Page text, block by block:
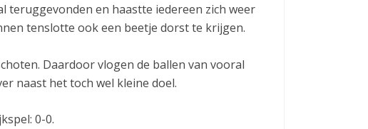
teruggevonden en haastte iedereen zich weer
tenslotte ook een beetje dorst te krijgen.
Daardoor vlogen de ballen van vooral
naast het toch wel kleine doel.
0-0.